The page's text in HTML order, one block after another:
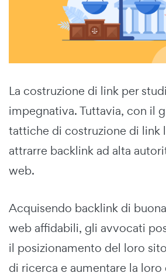
La costruzione di link per
impegnativa. Tuttavia, con il
tattiche di costruzione di link
attrarre backlink ad alta
web.
Acquisendo backlink di
web affidabili, gli avvocati
il posizionamento del loro
di ricerca e aumentare la